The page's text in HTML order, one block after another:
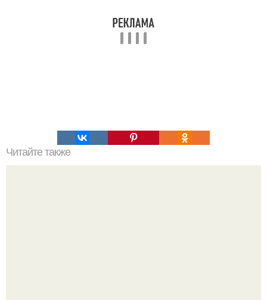
Читайте также